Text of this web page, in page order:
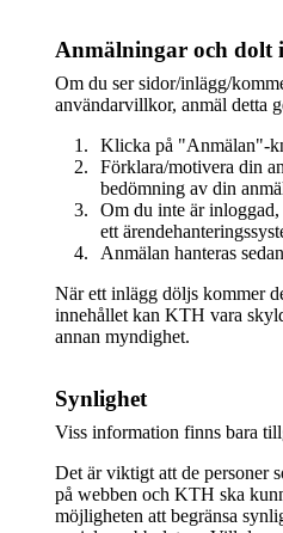
Anmälningar och dolt
Om du ser sidor/inlägg/
användarvillkor, anmäl detta
Klicka på "Anmälan"-
Förklara/motivera din
bedömning av din
Om du inte är inloggad,
ett
Anmälan hanteras
När ett inlägg döljs kommer
innehållet kan KTH vara
annan myndighet.
Synlighet
Viss information finns bara
Det är viktigt att de personer
på webben och KTH ska
möjligheten att begränsa